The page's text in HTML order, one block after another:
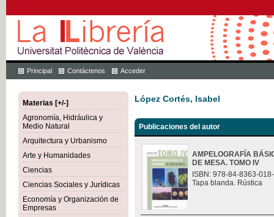
Principal Contáctenos Acceder
Materias [+/-]
Agronomía, Hidráulica y
Medio Natural
Arquitectura y Urbanismo
Arte y Humanidades
Ciencias
Ciencias Sociales y Jurídicas
Economía y Organización de
Empresas
López Cortés, Isabel
Publicaciones del autor
AMPELOGRAFÍA
DE MESA. TOMO IV
ISBN: 978-84-8363-
Tapa blanda. Rústica